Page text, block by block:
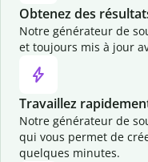
Obtenez des
Notre générateur de
et toujours mis à jour
Travaillez
Notre générateur de
qui vous permet de
quelques minutes.